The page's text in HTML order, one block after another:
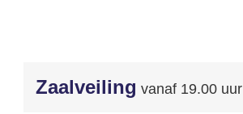
Zaalveiling vanaf 19.00 uur